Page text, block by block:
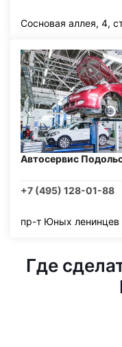
Сосновая аллея, 4,
Автосервис
+7 (495) 128-01-88
пр-т Юных ленинцев
Где